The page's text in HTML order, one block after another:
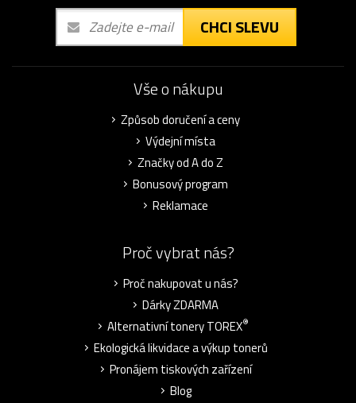
CHCI SLEVU
Vše o nákupu
Způsob doručení a ceny
Výdejní místa
Značky od A do Z
Bonusový program
Reklamace
Proč vybrat nás?
Proč nakupovat u nás?
Dárky ZDARMA
Alternativní tonery TOREX®
Ekologická likvidace a výkup tonerů
Pronájem tiskových zařízení
Blog